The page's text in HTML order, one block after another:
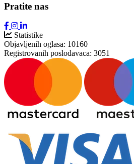
Pratite nas
Statistike
Objavljenih oglasa: 10160
Registrovanih poslodavaca: 3051